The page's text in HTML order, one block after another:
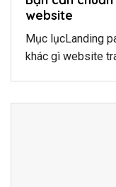
website
Mục lụcLanding
khác gì website